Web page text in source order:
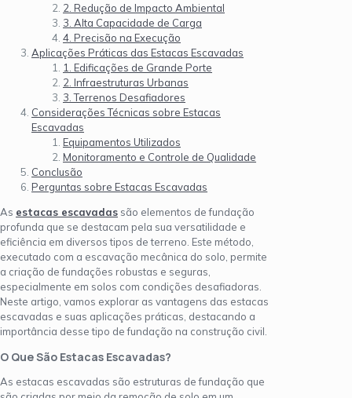
2. Redução de Impacto Ambiental
3. Alta Capacidade de Carga
4. Precisão na Execução
Aplicações Práticas das Estacas Escavadas
1. Edificações de Grande Porte
2. Infraestruturas Urbanas
3. Terrenos Desafiadores
Considerações Técnicas sobre Estacas
Escavadas
Equipamentos Utilizados
Monitoramento e Controle de Qualidade
Conclusão
Perguntas sobre Estacas Escavadas
As estacas escavadas são elementos de fundação
profunda que se destacam pela sua versatilidade e
eficiência em diversos tipos de terreno. Este método,
executado com a escavação mecânica do solo, permite
a criação de fundações robustas e seguras,
especialmente em solos com condições desafiadoras.
Neste artigo, vamos explorar as vantagens das estacas
escavadas e suas aplicações práticas, destacando a
importância desse tipo de fundação na construção civil.
O Que São Estacas Escavadas?
As estacas escavadas são estruturas de fundação que